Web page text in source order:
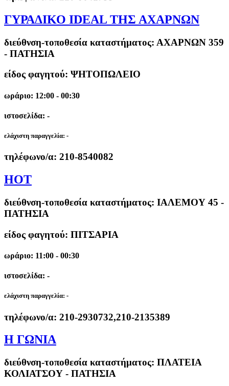
ΓΥΡΑΔΙΚΟ IDEAL ΤΗΣ ΑΧΑΡΝΩΝ
διεύθνση-τοποθεσία καταστήματος: ΑΧΑΡΝΩΝ 359
- ΠΑΤΗΣΙΑ
είδος φαγητού: ΨΗΤΟΠΩΛΕΙΟ
ωράριο: 12:00 - 00:30
ιστοσελίδα: -
ελάχιστη παραγγελία: -
τηλέφωνο/α: 210-8540082
HOT
διεύθνση-τοποθεσία καταστήματος: ΙΑΛΕΜΟΥ 45 -
ΠΑΤΗΣΙΑ
είδος φαγητού: ΠΙΤΣΑΡΙΑ
ωράριο: 11:00 - 00:30
ιστοσελίδα: -
ελάχιστη παραγγελία: -
τηλέφωνο/α: 210-2930732,210-2135389
Η ΓΩΝΙΑ
διεύθνση-τοποθεσία καταστήματος: ΠΛΑΤΕΙΑ
ΚΟΛΙΑΤΣΟΥ - ΠΑΤΗΣΙΑ